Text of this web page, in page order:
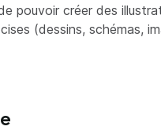
pouvoir créer des
(dessins, schémas,